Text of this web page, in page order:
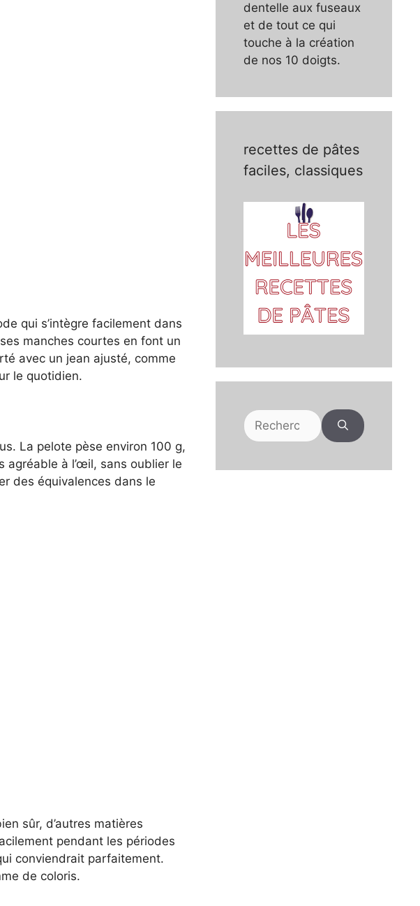
qui s’intègre facilement dans
manches courtes en font un
avec un jean ajusté, comme
le quotidien.
La pelote pèse environ 100 g,
agréable à l’œil, sans oublier le
des équivalences dans le
sûr, d’autres matières
pendant les périodes
conviendrait parfaitement.
de coloris.
dentelle aux fuseaux
et de tout ce qui
touche à la création
de nos 10 doigts.
recettes de pâtes
faciles, classiques
Rechercher :